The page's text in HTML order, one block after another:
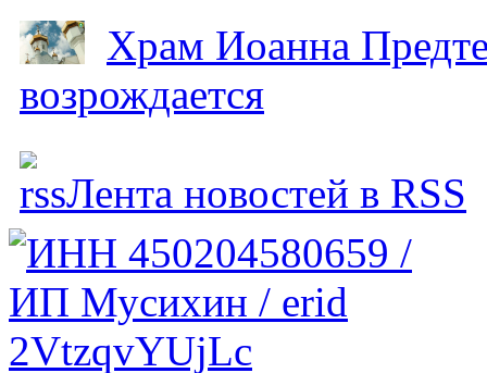
Храм Иоанна
возрождается
Лента новостей в RSS